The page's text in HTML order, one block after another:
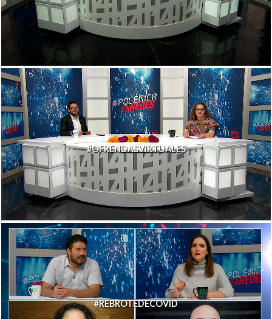
#OFRENDASVIRTUALES
#REBROTEDECOVID